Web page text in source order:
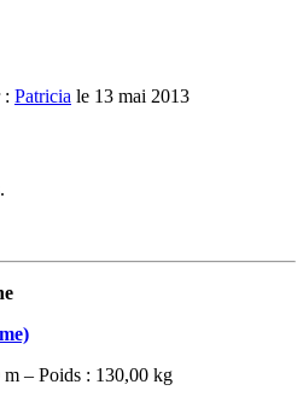
: Patricia le 13 mai 2013
– Poids : 130,00 kg